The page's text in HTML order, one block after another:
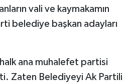
vali ve kaymakamın
belediye başkan adayları
ana muhalefet partisi
Zaten Belediyeyi Ak Partili